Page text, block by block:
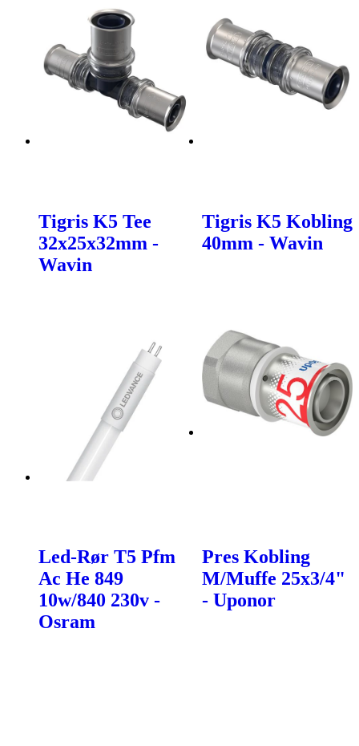
Tigris K5 Tee
32x25x32mm -
Wavin
Tigris K5 Kobling
40mm - Wavin
Led-Rør T5 Pfm
Ac He 849
10w/840 230v -
Osram
Pres Kobling
M/Muffe 25x3/4"
- Uponor